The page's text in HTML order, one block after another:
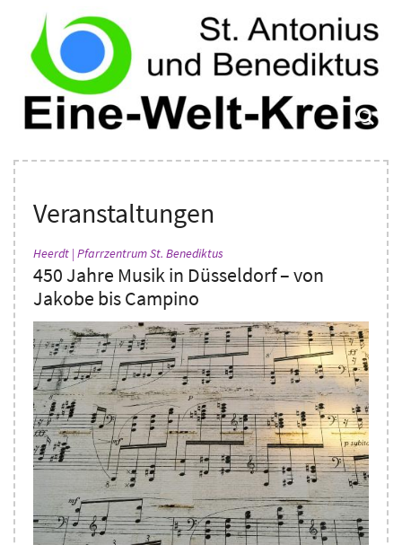
Veranstaltungen
Heerdt | Pfarrzentrum St. Benediktus
450 Jahre Musik in Düsseldorf – von
Jakobe bis Campino